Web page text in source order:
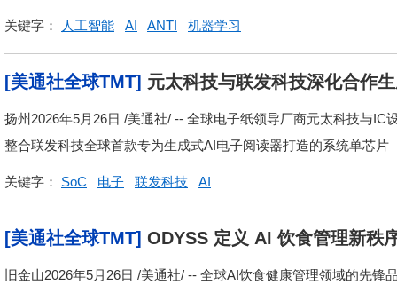
关键字： 人工智能 AI ANTI 机器学习
[美通社全球TMT] 元太科技与联发科技深化合作
体验 锁定彩色教育与阅读市场
扬州2026年5月26日 /美通社/ -- 全球电子纸领导厂商元太科技与
整合联发科技全球首款专为生成式AI电子阅读器打造的系统单芯片
关键字： SoC 电子 联发科技 AI
[美通社全球TMT] ODYSS 定义 AI 饮食管理新秩
旧金山2026年5月26日 /美通社/ -- 全球AI饮食健康管理领域的先